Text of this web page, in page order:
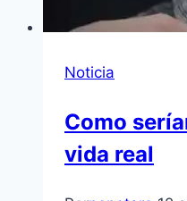
Noticia
Como
vida real